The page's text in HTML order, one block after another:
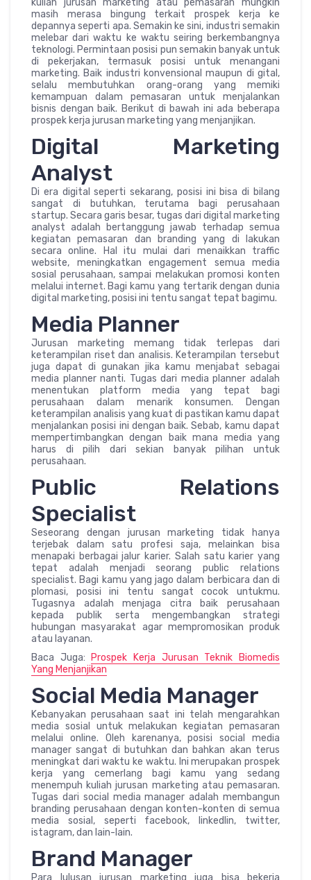
masih merasa bingung terkait prospek kerja ke
depannya seperti apa. Semakin ke sini, industri semakin
melebar dari waktu ke waktu seiring berkembangnya
teknologi. Permintaan posisi pun semakin banyak untuk
di pekerjakan, termasuk posisi untuk menangani
marketing. Baik industri konvensional maupun di gital,
selalu membutuhkan orang-orang yang memiki
kemampuan dalam pemasaran untuk menjalankan
bisnis dengan baik. Berikut di bawah ini ada beberapa
prospek kerja jurusan marketing yang menjanjikan.
Digital Marketing
Analyst
Di era digital seperti sekarang, posisi ini bisa di bilang
sangat di butuhkan, terutama bagi perusahaan
startup. Secara garis besar, tugas dari digital marketing
analyst adalah bertanggung jawab terhadap semua
kegiatan pemasaran dan branding yang di lakukan
secara online. Hal itu mulai dari menaikkan traffic
website, meningkatkan engagement semua media
sosial perusahaan, sampai melakukan promosi konten
melalui internet. Bagi kamu yang tertarik dengan dunia
digital marketing, posisi ini tentu sangat tepat bagimu.
Media Planner
Jurusan marketing memang tidak terlepas dari
keterampilan riset dan analisis. Keterampilan tersebut
juga dapat di gunakan jika kamu menjabat sebagai
media planner nanti. Tugas dari media planner adalah
menentukan platform media yang tepat bagi
perusahaan dalam menarik konsumen. Dengan
keterampilan analisis yang kuat di pastikan kamu dapat
menjalankan posisi ini dengan baik. Sebab, kamu dapat
mempertimbangkan dengan baik mana media yang
harus di pilih dari sekian banyak pilihan untuk
perusahaan.
Public Relations
Specialist
Seseorang dengan jurusan marketing tidak hanya
terjebak dalam satu profesi saja, melainkan bisa
menapaki berbagai jalur karier. Salah satu karier yang
tepat adalah menjadi seorang public relations
specialist. Bagi kamu yang jago dalam berbicara dan di
plomasi, posisi ini tentu sangat cocok untukmu.
Tugasnya adalah menjaga citra baik perusahaan
kepada publik serta mengembangkan strategi
hubungan masyarakat agar mempromosikan produk
atau layanan.
Baca Juga: Prospek Kerja Jurusan Teknik Biomedis
Yang Menjanjikan
Social Media Manager
Kebanyakan perusahaan saat ini telah mengarahkan
media sosial untuk melakukan kegiatan pemasaran
melalui online. Oleh karenanya, posisi social media
manager sangat di butuhkan dan bahkan akan terus
meningkat dari waktu ke waktu. Ini merupakan prospek
kerja yang cemerlang bagi kamu yang sedang
menempuh kuliah jurusan marketing atau pemasaran.
Tugas dari social media manager adalah membangun
branding perusahaan dengan konten-konten di semua
media sosial, seperti facebook, linkedlin, twitter,
istagram, dan lain-lain.
Brand Manager
Para lulusan jurusan marketing juga bisa bekerja